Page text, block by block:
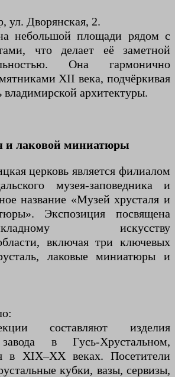
ул. Дворянская, 2.
небольшой площади рядом с
что делает её заметной
Она гармонично
XII века, подчёркивая
владимирской архитектуры.
и лаковой миниатюры
церковь является филиалом
музея-заповедника и
название «Музей хрусталя и
Экспозиция посвящена
прикладному искусству
включая три ключевых
лаковые миниатюры и
составляют изделия
в Гусь-Хрустальном,
в XIX–XX веках. Посетители
кубки, вазы, сервизы,